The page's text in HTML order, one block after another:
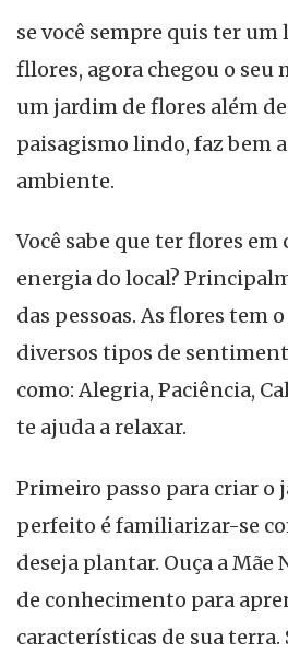
se você sempre quis ter
fllores, agora chegou o seu
um jardim de flores além
paisagismo lindo, faz bem a
ambiente.
Você sabe que ter flores em
energia do local?
das pessoas. As flores tem
diversos tipos de
como: Alegria, Paciência,
te ajuda a relaxar.
Primeiro passo para criar o
perfeito é familiarizar-se
deseja plantar. Ouça a Mãe
de conhecimento para
características de sua terra.